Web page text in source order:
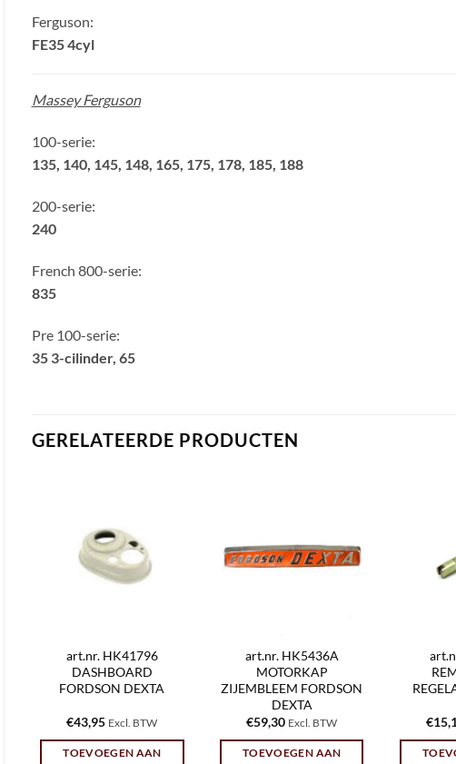
Ferguson:
FE35 4cyl
Massey Ferguson
100-serie:
135, 140, 145, 148, 165, 175, 178, 185, 188
200-serie:
240
French 800-serie:
835
Pre 100-serie:
35 3-cilinder, 65
GERELATEERDE PRODUCTEN
art.nr. HK41796
DASHBOARD
FORDSON DEXTA
€43,95 Excl. BTW
TOEVOEGEN AAN
art.nr. HK5436A
MOTORKAP
ZIJEMBLEEM FORDSON
DEXTA
€59,30 Excl. BTW
TOEVOEGEN AAN
€